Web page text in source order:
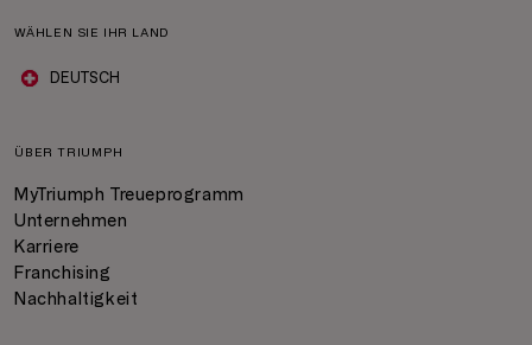
WÄHLEN SIE IHR LAND
DEUTSCH
ÜBER TRIUMPH
MyTriumph Treueprogramm
Unternehmen
Karriere
Franchising
Nachhaltigkeit